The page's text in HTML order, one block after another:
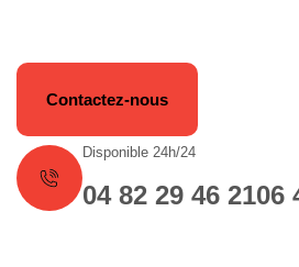
Contactez-nous
Disponible 24h/24
04 82 29 46 2106